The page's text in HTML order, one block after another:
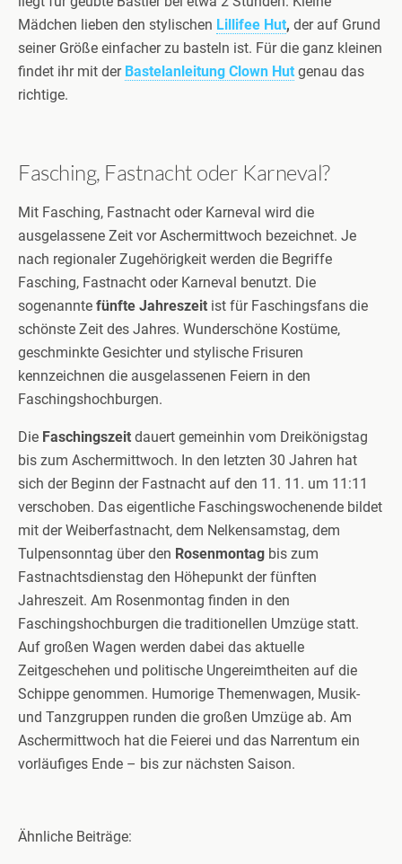
Mädchen lieben den stylischen Lillifee Hut, der auf Grund
seiner Größe einfacher zu basteln ist. Für die ganz kleinen
findet ihr mit der Bastelanleitung Clown Hut genau das
richtige.
Fasching, Fastnacht oder Karneval?
Mit Fasching, Fastnacht oder Karneval wird die
ausgelassene Zeit vor Aschermittwoch bezeichnet. Je
nach regionaler Zugehörigkeit werden die Begriffe
Fasching, Fastnacht oder Karneval benutzt. Die
sogenannte fünfte Jahreszeit ist für Faschingsfans die
schönste Zeit des Jahres. Wunderschöne Kostüme,
geschminkte Gesichter und stylische Frisuren
kennzeichnen die ausgelassenen Feiern in den
Faschingshochburgen.
Die Faschingszeit dauert gemeinhin vom Dreikönigstag
bis zum Aschermittwoch. In den letzten 30 Jahren hat
sich der Beginn der Fastnacht auf den 11. 11. um 11:11
verschoben. Das eigentliche Faschingswochenende bildet
mit der Weiberfastnacht, dem Nelkensamstag, dem
Tulpensonntag über den Rosenmontag bis zum
Fastnachtsdienstag den Höhepunkt der fünften
Jahreszeit. Am Rosenmontag finden in den
Faschingshochburgen die traditionellen Umzüge statt.
Auf großen Wagen werden dabei das aktuelle
Zeitgeschehen und politische Ungereimtheiten auf die
Schippe genommen. Humorige Themenwagen, Musik-
und Tanzgruppen runden die großen Umzüge ab. Am
Aschermittwoch hat die Feierei und das Narrentum ein
vorläufiges Ende – bis zur nächsten Saison.
Ähnliche Beiträge: